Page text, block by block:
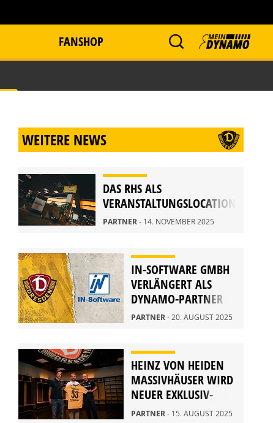
FANSHOP
WEITERE NEWS
DAS RHS ALS
VERANSTALTUNGSLOCATION
PARTNER- 14. NOVEMBER 2025
IN-SOFTWARE GMBH
VERLÄNGERT ALS
DYNAMO-PARTNER
PARTNER- 20. AUGUST 2025
HEINZ VON HEIDEN
MASSIVHÄUSER WIRD
NEUER EXKLUSIV-
PARTNER
PARTNER- 15. AUGUST 2025